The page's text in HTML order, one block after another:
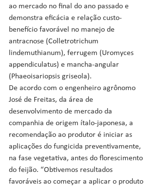
ao mercado no final do ano passado e
demonstra eficácia e relação custo-
benefício favorável no manejo de
antracnose (Colletrotrichum
lindemuthianum), ferrugem (Uromyces
appendiculatus) e mancha-angular
(Phaeoisariopsis griseola).
De acordo com o engenheiro agrônomo
José de Freitas, da área de
desenvolvimento de mercado da
companhia de origem ítalo-japonesa, a
recomendação ao produtor é iniciar as
aplicações do fungicida preventivamente,
na fase vegetativa, antes do florescimento
do feijão. “Obtivemos resultados
favoráveis ao começar a aplicar o produto